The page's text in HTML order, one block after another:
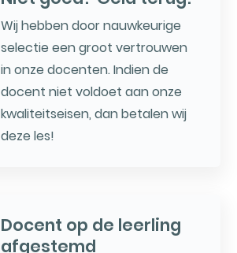
Wij hebben door nauwkeurige
selectie een groot vertrouwen
in onze docenten. Indien de
docent niet voldoet aan onze
kwaliteitseisen, dan betalen wij
deze les!
Docent op de leerling
afgestemd